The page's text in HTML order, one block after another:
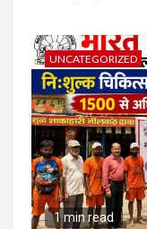
UNCATEGORIZED
1 min read